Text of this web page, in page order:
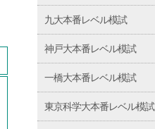
九大本番レベル模試
神戸大本番レベル模試
一橋大本番レベル模試
東京科学大本番レベル模試